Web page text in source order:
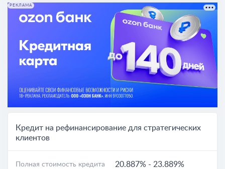
РЕКЛАМА
Кредит на рефинансирование для стратегических
клиентов
Полная стоимость кредита 20.887% - 23.889%